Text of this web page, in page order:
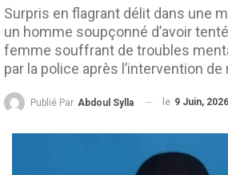
Surpris en flagrant délit dans une
un homme soupçonné d’avoir tenté
femme souffrant de troubles
par la police après l’intervention de
Publié Par Abdoul Sylla le 9 Juin, 2026